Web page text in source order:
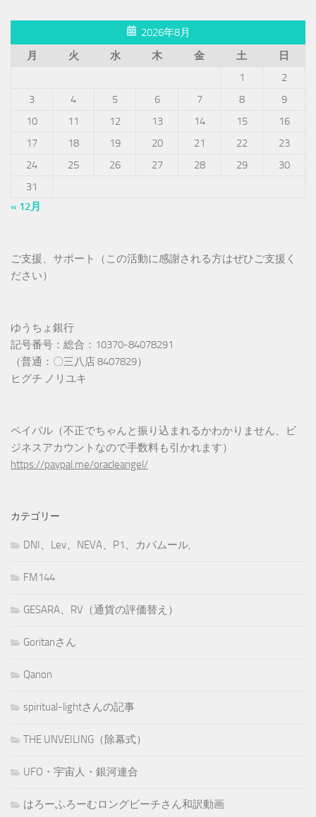
2026年8月
月
火 水 木 金 土
日
1
2
3
4 5 6 7 8
9
10
11 12 13 14 15
16
17
18 19 20 21 22
23
24
25 26 27 28 29
30
31
« 12月
ご支援、サポート（この活動に感謝される方はぜひご支援く
ださい）
ゆうちょ銀行
記号番号：総合：10370-84078291
（普通：〇三八店 8407829）
ヒグチ ノリユキ
ペイパル（不正でちゃんと振り込まれるかわかりません、ビ
ジネスアカウントなので手数料も引かれます）
https://paypal.me/oracleangel/
カテゴリー
DNI、Lev、NEVA、P1、カバムール,
FM144
GESARA、RV（通貨の評価替え）
Goritanさん
Qanon
spiritual-lightさんの記事
THE UNVEILING（除幕式）
UFO・宇宙人・銀河連合
はろーふろーむロングビーチさん和訳動画